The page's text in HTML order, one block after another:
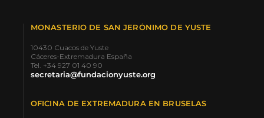
MONASTERIO DE SAN JERÓNIMO DE YUSTE
10430 Cuacos de Yuste
Cáceres-Extremadura España
Tel. +34 927 01 40 90
secretaria@fundacionyuste.org
OFICINA DE EXTREMADURA EN BRUSELAS